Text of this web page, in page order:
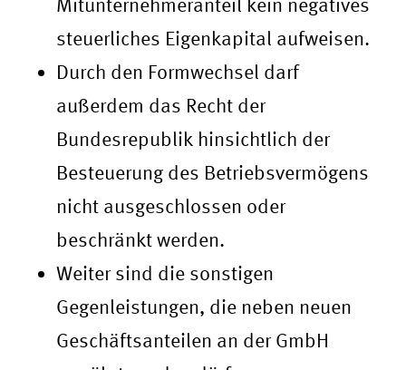
Mitunternehmeranteil kein negatives
steuerliches Eigenkapital aufweisen.
Durch den Formwechsel darf
außerdem das Recht der
Bundesrepublik hinsichtlich der
Besteuerung des Betriebsvermögens
nicht ausgeschlossen oder
beschränkt werden.
Weiter sind die sonstigen
Gegenleistungen, die neben neuen
Geschäftsanteilen an der GmbH